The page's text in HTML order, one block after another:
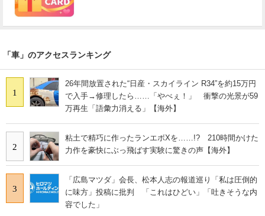
「車」のアクセスランキング
1
26年間放置された“日産・スカイライン R34”を約15万円
で入手→修理したら……「やべぇ！」 衝撃の光景が59
万再生「語彙力消える」【海外】
2
粘土で精巧に作ったランエボXを……!? 210時間かけた
力作を豪快にぶっ飛ばす実験に驚きの声【海外】
3
「広島マツダ」会長、松本人志の報道巡り「私は圧倒的
に味方」投稿に批判 「これはひどい」「吐きそうな内
容でした」